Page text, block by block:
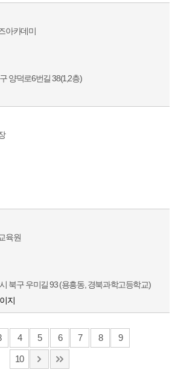
아카데미
양덕로6번길 38(1,2층)
육원
북구 우미길 93 (용흥동, 경북과학고등학교)
지
4 5 6 7 8 9
10